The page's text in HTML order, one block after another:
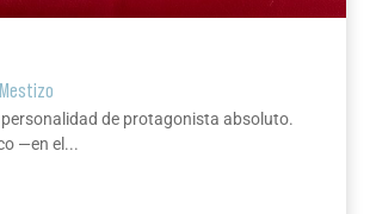
Mestizo
personalidad de protagonista absoluto.
—en el...